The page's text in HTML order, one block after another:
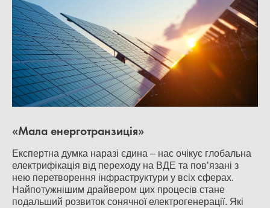
«Мала енерготранзиція»
Експертна думка наразі єдина – нас очікує глобальна
електрифікація від переходу на ВДЕ та пов’язані з
нею перетворення інфраструктури у всіх сферах.
Найпотужнішим драйвером цих процесів стане
подальший розвиток сонячної електрогенерації. Які